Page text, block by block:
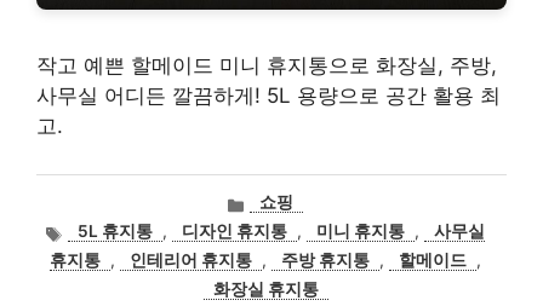
작고 예쁜 할메이드 미니 휴지통으로 화장실, 주방,
사무실 어디든 깔끔하게! 5L 용량으로 공간 활용 최
고.
카
테
고
리
쇼핑
태
그
5L 휴지통 , 디자인 휴지통 , 미니 휴지통 ,
사무실
휴지통 , 인테리어 휴지통 , 주방 휴지통 , 할메이드 ,
화장실 휴지통